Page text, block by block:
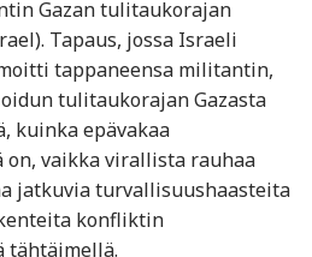
Gazan tulitaukorajan
Tapaus, jossa Israeli
tappaneensa militantin,
tulitaukorajan Gazasta
kuinka epävakaa
vaikka virallista rauhaa
jatkuvia turvallisuushaasteita
konfliktin
tähtäimellä.